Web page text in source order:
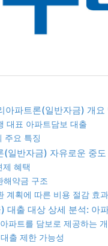
아파트론(일반자금) 개요
대표 아파트담보 대출
주요 특징
(일반자금) 자유로운 중도
제 혜택
해약금 구조
계획에 따른 비용 절감 효
대출 대상 상세 분석: 아
파트를 담보로 제공하는
출 제한 가능성